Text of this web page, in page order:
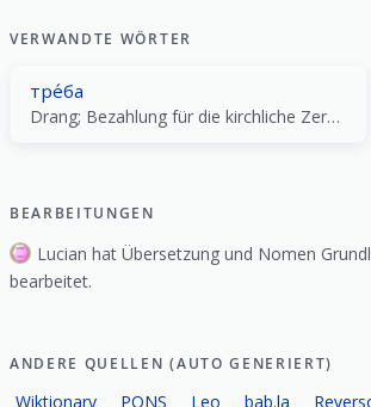
VERWANDTE WÖRTER
тре́ба
Drang; Bezahlung für die kirchliche Zeremonie; Notdurft; Forderung
BEARBEITUNGEN
Lucian hat Übersetzung und Nomen
bearbeitet.
ANDERE QUELLEN (AUTO GENERIERT)
Wiktionary PONS Leo bab.la